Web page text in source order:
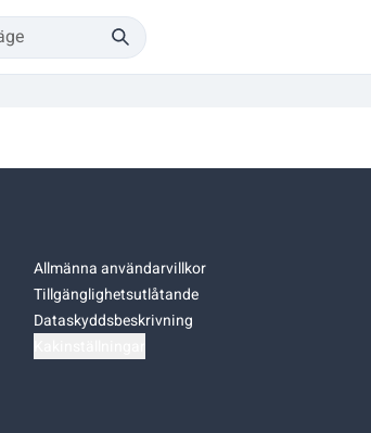
Allmänna användarvillkor
Tillgänglighetsutlåtande
Dataskyddsbeskrivning